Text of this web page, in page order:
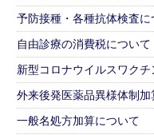
予防接種・各種抗体検査に
自由診療の消費税について
新型コロナウイルスワク
外来後発医薬品異様体制
一般名処方加算について